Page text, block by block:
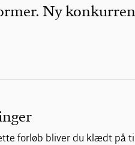
Ny
forløb bliver du klædt på